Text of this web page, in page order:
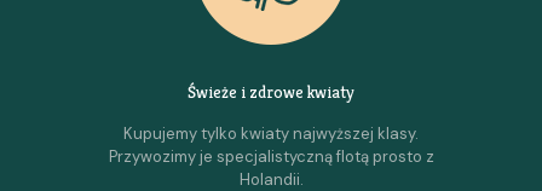
Świeże i zdrowe kwiaty
Kupujemy tylko kwiaty najwyższej klasy.
Przywozimy je specjalistyczną flotą prosto z
Holandii.